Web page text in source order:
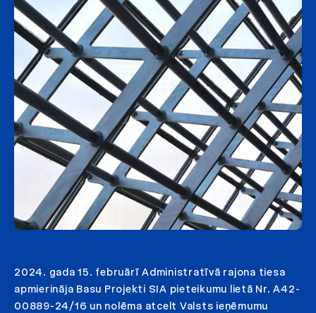
2024. gada 15. februārī Administratīvā rajona tiesa
apmierināja Basu Projekti SIA pieteikumu lietā Nr. A42-
00889-24/16 un nolēma atcelt Valsts ieņēmumu